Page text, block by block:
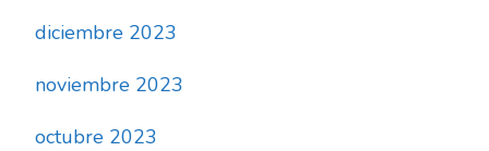
diciembre 2023
noviembre 2023
octubre 2023